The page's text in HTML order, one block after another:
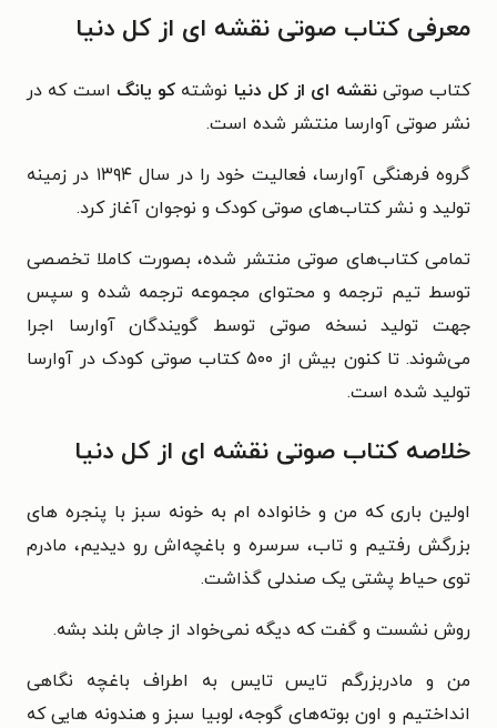
معرفی کتاب صوتی نقشه ای از کل دنیا
کتاب صوتی نقشه ای از کل دنیا نوشته کو یانگ است که در
نشر صوتی آوارسا منتشر شده است.
گروه فرهنگی آوارسا، فعالیت خود را در سال ۱۳۹۴ در زمینه
تولید و نشر کتاب‌های صوتی کودک و نوجوان آغاز کرد.
تمامی کتاب‌های صوتی منتشر شده، بصورت کاملا تخصصی
توسط تیم ترجمه و محتوای مجموعه ترجمه شده و سپس
جهت تولید نسخه صوتی توسط گویندگان آوارسا اجرا
می‌شوند. تا کنون بیش از ۵۰۰ کتاب صوتی کودک در آوارسا
تولید شده است.
خلاصه کتاب صوتی نقشه ای از کل دنیا
اولین باری که من و خانواده‌ ام به خونه­ سبز با پنجره ‌های
بزرگش رفتیم و تاب، سرسره و باغچه‌ا­ش رو دیدیم، مادرم
توی حیاط پشتی یک صندلی گذاشت.
روش نشست و گفت که دیگه نمی­‌خواد از جاش بلند بشه.
من و مادربزرگم تایس تایس به اطراف باغچه نگاهی
انداختیم و اون بوته­‌های گوجه، لوبیا سبز و هندونه ‌هایی که